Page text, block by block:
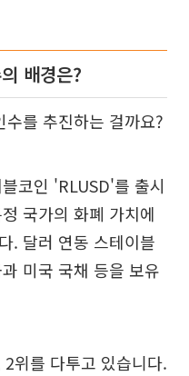
배경은?
를 추진하는 걸까요?
코인 'RLUSD'를 출시
국가의 화폐 가치에
. 달러 연동 스테이블
미국 국채 등을 보유
위를 다투고 있습니다.